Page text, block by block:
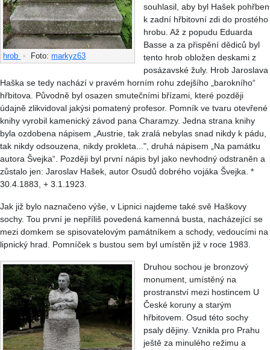
hrob • Foto:markyz63
souhlasil, aby byl Hašek pohřben
k zadní hřbitovní zdi do prostého
hrobu. Až z popudu Eduarda
Basse a za přispění dědiců byl
tento hrob obložen deskami z
posázavské žuly. Hrob Jaroslava
Haška se tedy nachází v pravém horním rohu zdejšího „barokního“
hřbitova. Původně byl osazen smutečními břízami, které později
údajně zlikvidoval jakýsi pomatený profesor. Pomník ve tvaru otevřené
knihy vyrobil kamenický závod pana Charamzy. Jedna strana knihy
byla ozdobena nápisem „Austrie, tak zralá nebylas snad nikdy k pádu,
tak nikdy odsouzena, nikdy prokleta...", druhá nápisem „Na památku
autora Švejka“. Později byl první nápis byl jako nevhodný odstraněn a
zůstalo jen: Jaroslav Hašek, autor Osudů dobrého vojáka Švejka. *
30.4.1883, + 3.1.1923.
Jak již bylo naznačeno výše, v Lipnici najdeme také svě Haškovy
sochy. Tou první je nepříliš povedená kamenná busta, nacházející se
mezi domkem se spisovatelovým památníkem a schody, vedoucími na
lipnický hrad. Pomníček s bustou sem byl umístěn již v roce 1983.
Druhou sochou je bronzový
monument, umístěný na
prostranství mezi hostincem U
České koruny a starým
hřbitovem. Osud této sochy
psaly dějiny. Vznikla pro Prahu
ještě za minulého režimu a